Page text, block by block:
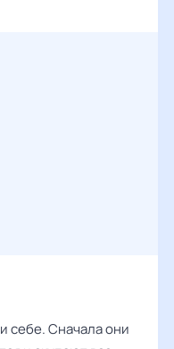
себе. Сначала они